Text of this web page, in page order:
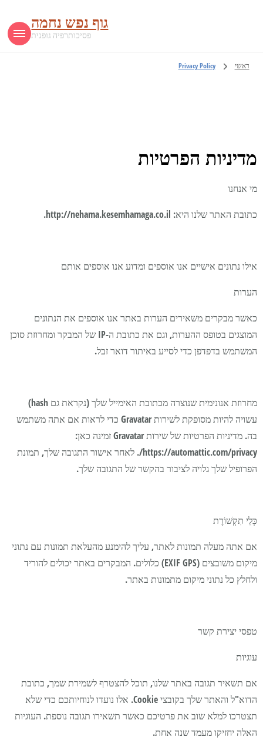
גוף נפש נחמה
פסיכותרפיה גופנית
ראשי Privacy Policy
מדיניות הפרטיות
מי אנחנו
כתובת האתר שלנו היא: http://nehama.kesemhamaga.co.il.
אילו נתונים אישיים אנו אוספים ומדוע אנו אוספים אותם
הערות
כאשר מבקרים משאירים הערות באתר אנו אוספים את הנתונים
המוצגים בטופס ההערות, וגם את כתובת ה-IP של המבקר ומחרוזת סוכן
המשתמש בדפדפן כדי לסייע באיתור דואר זבל.
מחרוזת אנונימית שנוצרה מכתובת האימייל שלך (נקראת גם hash)
עשויה להיות מסופקת לשירות Gravatar כדי לראות אם אתה משתמש
בה. מדיניות הפרטיות של שירות Gravatar זמינה כאן:
https://automattic.com/privacy/. לאחר אישור התגובה שלך, תמונת
הפרופיל שלך גלויה לציבור בהקשר של התגובה שלך.
כְּלֵי תִקְשׁוֹרֶת
אם אתה מעלה תמונות לאתר, עליך להימנע מהעלאת תמונות עם נתוני
מיקום משובצים (EXIF GPS) כלולים. המבקרים באתר יכולים להוריד
ולחלץ כל נתוני מיקום מתמונות באתר.
טפסי יצירת קשר
עוגיות
אם תשאיר תגובה באתר שלנו, תוכל להצטרף לשמירת שמך, כתובת
הדוא"ל והאתר שלך בקובצי Cookie. אלו נועדו לנוחיותכם כדי שלא
תצטרכו למלא שוב את פרטיכם כאשר תשאירו תגובה נוספת. העוגיות
האלה יחזיקו מעמד שנה אחת.